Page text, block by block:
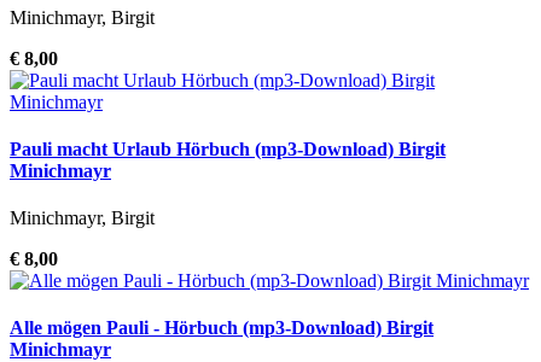
Minichmayr, Birgit
€ 8,00
Pauli macht Urlaub Hörbuch (mp3-Download) Birgit
Minichmayr
Minichmayr, Birgit
€ 8,00
Alle mögen Pauli - Hörbuch (mp3-Download) Birgit
Minichmayr